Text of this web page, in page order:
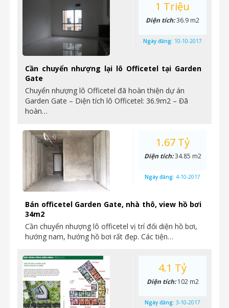
Cần chuyển nhượng lại lô Officetel tại Garden
Gate
Chuyển nhượng lô Officetel đã hoàn thiện dự án
Garden Gate – Diện tích lô Officetel: 36.9m2 – Đã
hoàn…
1 Triệu
Diện tích:36.9 m2
Ngày đăng: 10-10-2017
Bán officetel Garden Gate, nhà thô, view hồ bơi
34m2
Cần chuyển nhượng lô officetel vị trí đối diện hồ bơi,
hướng nam, hướng hồ bơi rất đẹp. Các tiện…
1.67 Tỷ
Diện tích:34.85 m2
Ngày đăng: 4-10-2017
4.1 Tỷ
Diện tích:102 m2
Ngày đăng: 3-10-2017